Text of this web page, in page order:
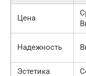
Цена
Надежность
Эстетика